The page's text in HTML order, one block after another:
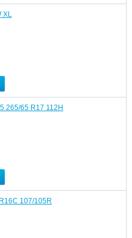
XL
265/65 R17 112H
107/105R